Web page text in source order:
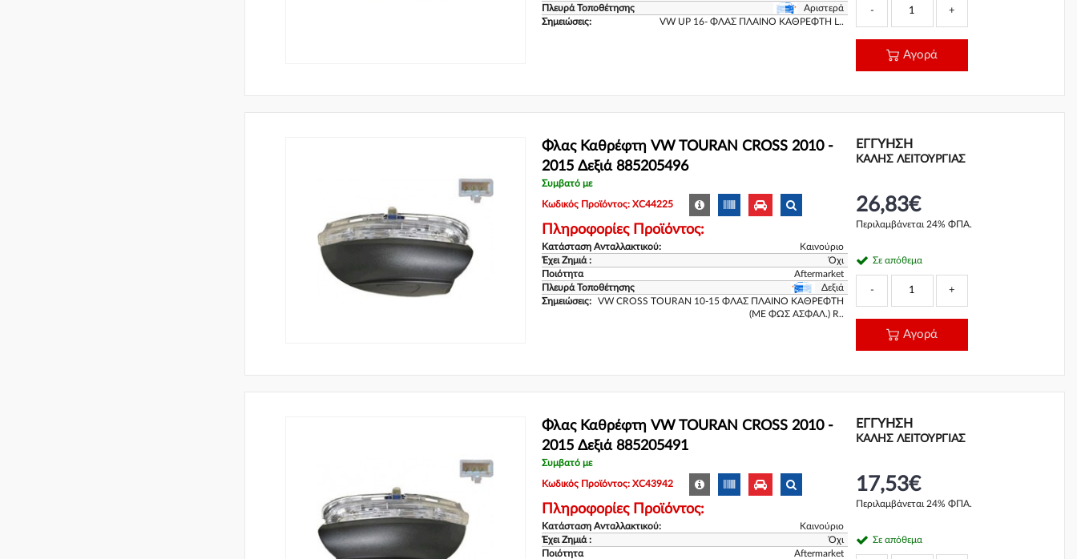
Πλευρά Τοποθέτησης
Αριστερά
Σημειώσεις:
VW UP 16- ΦΛΑΣ ΠΛΑΙΝΟ ΚΑΘΡΕΦΤΗ L..
- +
Αγορά
Φλας Καθρέφτη VW TOURAN CROSS 2010 -
2015 Δεξιά 885205496
Συμβατό με
Κωδικός Προϊόντος: XC44225
Πληροφορίες Προϊόντος:
Κατάσταση Ανταλλακτικού:
Καινούριο
Έχει Ζημιά :
Όχι
Ποιότητα
Aftermarket
Πλευρά Τοποθέτησης
Δεξιά
Σημειώσεις:
VW CROSS TOURAN 10-15 ΦΛΑΣ ΠΛΑΙΝΟ ΚΑΘΡΕΦΤΗ
(ΜΕ ΦΩΣ ΑΣΦΑΛ.) R..
ΕΓΓΎΗΣΗ
ΚΑΛΗΣ ΛΕΙΤΟΥΡΓΙΑΣ
26,83€
Περιλαμβάνεται 24% ΦΠΑ.
Σε απόθεμα
- +
Αγορά
Φλας Καθρέφτη VW TOURAN CROSS 2010 -
2015 Δεξιά 885205491
Συμβατό με
Κωδικός Προϊόντος: XC43942
Πληροφορίες Προϊόντος:
Κατάσταση Ανταλλακτικού:
Καινούριο
Έχει Ζημιά :
Όχι
Ποιότητα
Aftermarket
ΕΓΓΎΗΣΗ
ΚΑΛΗΣ ΛΕΙΤΟΥΡΓΙΑΣ
17,53€
Περιλαμβάνεται 24% ΦΠΑ.
Σε απόθεμα